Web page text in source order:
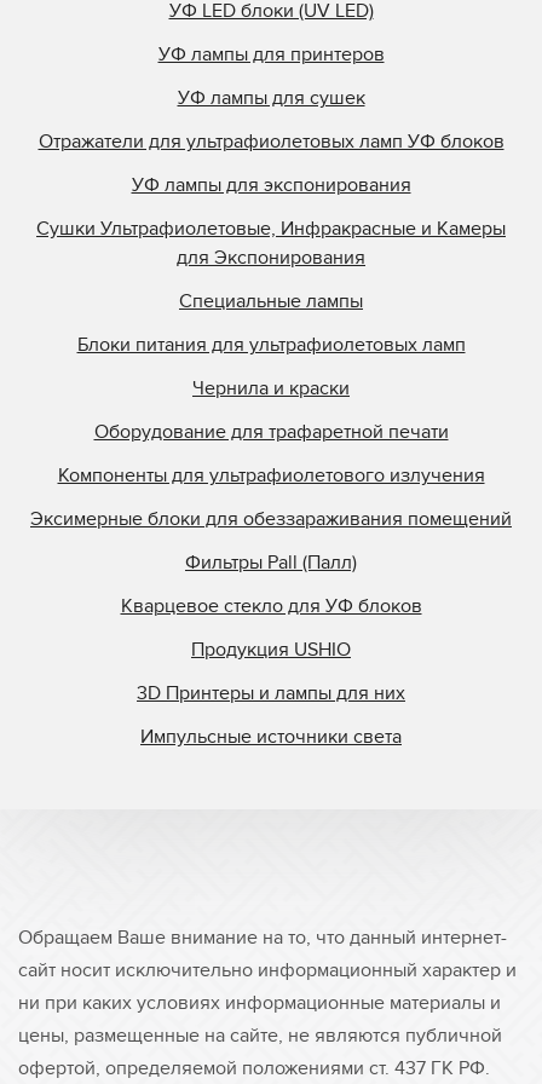
УФ LED блоки (UV LED)
УФ лампы для принтеров
УФ лампы для сушек
Отражатели для ультрафиолетовых ламп УФ блоков
УФ лампы для экспонирования
Сушки Ультрафиолетовые, Инфракрасные и Камеры
для Экспонирования
Специальные лампы
Блоки питания для ультрафиолетовых ламп
Чернила и краски
Оборудование для трафаретной печати
Компоненты для ультрафиолетового излучения
Эксимерные блоки для обеззараживания помещений
Фильтры Pall (Палл)
Кварцевое стекло для УФ блоков
Продукция USHIO
3D Принтеры и лампы для них
Импульсные источники света
Обращаем Ваше внимание на то, что данный интернет-
сайт носит исключительно информационный характер и
ни при каких условиях информационные материалы и
цены, размещенные на сайте, не являются публичной
офертой, определяемой положениями ст. 437 ГК РФ.